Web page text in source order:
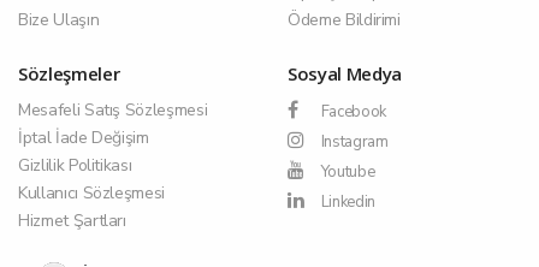
Bize Ulaşın
Ödeme Bildirimi
Sözleşmeler
Mesafeli Satış Sözleşmesi
İptal İade Değişim
Gizlilik Politikası
Kullanıcı Sözleşmesi
Hizmet Şartları
Sosyal Medya
Facebook
Instagram
Youtube
Linkedin